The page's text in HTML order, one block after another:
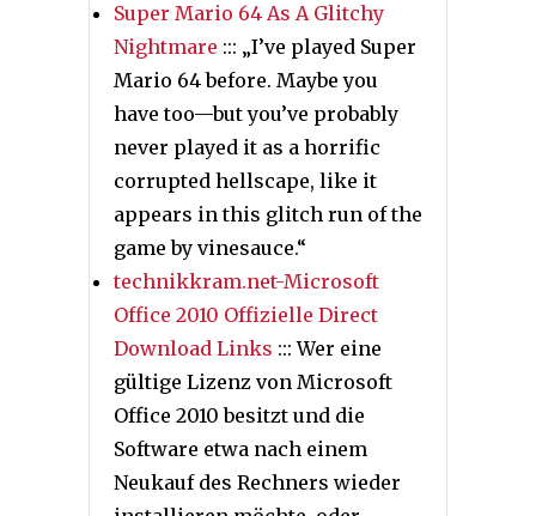
Super Mario 64 As A Glitchy
Nightmare ::: „I’ve played Super
Mario 64 before. Maybe you
have too—but you’ve probably
never played it as a horrific
corrupted hellscape, like it
appears in this glitch run of the
game by vinesauce.“
technikkram.net-Microsoft
Office 2010 Offizielle Direct
Download Links ::: Wer eine
gültige Lizenz von Microsoft
Office 2010 besitzt und die
Software etwa nach einem
Neukauf des Rechners wieder